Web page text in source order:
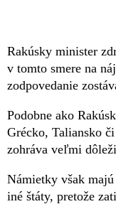
Rakúsky minister
v tomto smere na
zodpovedanie
Podobne ako
Grécko, Taliansko
zohráva veľmi
Námietky však
iné štáty, pretože